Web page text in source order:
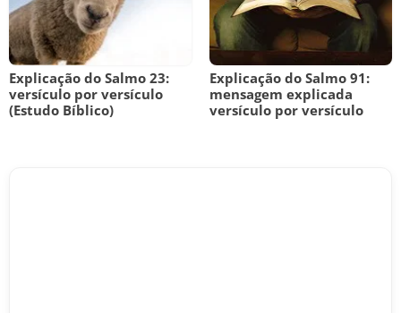
Explicação do Salmo 23:
versículo por versículo
(Estudo Bíblico)
Explicação do Salmo 91:
mensagem explicada
versículo por versículo